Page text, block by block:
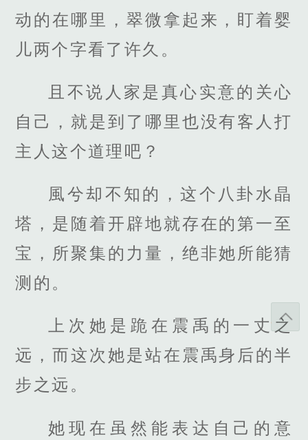
动的在哪里，翠微拿起来，盯着婴
儿两个字看了许久。
且不说人家是真心实意的关心
自己，就是到了哪里也没有客人打
主人这个道理吧？
風兮却不知的，这个八卦水晶
塔，是随着开辟地就存在的第一至
宝，所聚集的力量，绝非她所能猜
测的。
上次她是跪在震禹的一丈之
远，而这次她是站在震禹身后的半
步之远。
她现在虽然能表达自己的意